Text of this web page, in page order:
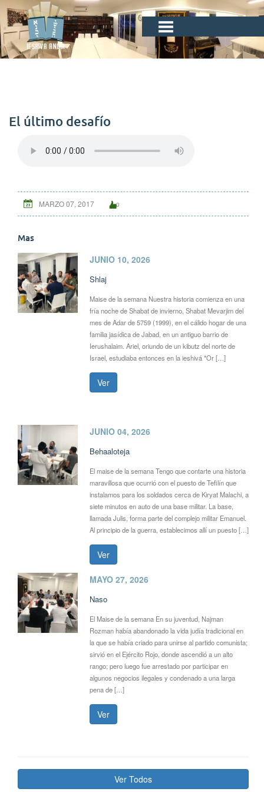
El último desafío
MARZO 07, 2017 0
Mas
JUNIO 10, 2026
Shlaj
Maise de la semana Nuestra historia comienza en una
fría noche de Shabat de invierno, Shabat Mevarjim del
mes de Adar de 5759 (1999), en el cálido hogar de una
familia jasídica de Jabad, en un antiguo barrio de
Ierushalaim. Ariel, oriundo de un kibutz del norte de
Israel, estudiaba entonces en la ieshivá *Or […]
Ver
JUNIO 04, 2026
Behaaloteja
El maise de la semana Tengo que contarte una historia
maravillosa que ocurrió con el puesto de Tefilín que
instalamos para los soldados cerca de Kiryat Malachi, a
siete minutos en auto de una base militar. La base,
llamada Julis, forma parte del complejo militar Emanuel.
Al principio de la guerra, establecimos allí un puesto […]
Ver
MAYO 27, 2026
Naso
El Maise de la semana En su juventud, Najman
Rozman había abandonado la vida judía tradicional en
la que se había criado para unirse al partido comunista;
sirvió en el Ejército Rojo, donde ascendió a un alto
rango; pero luego fue arrestado por participar en
algunos negocios ilegales y condenado a una larga
pena de […]
Ver
Ver Todos